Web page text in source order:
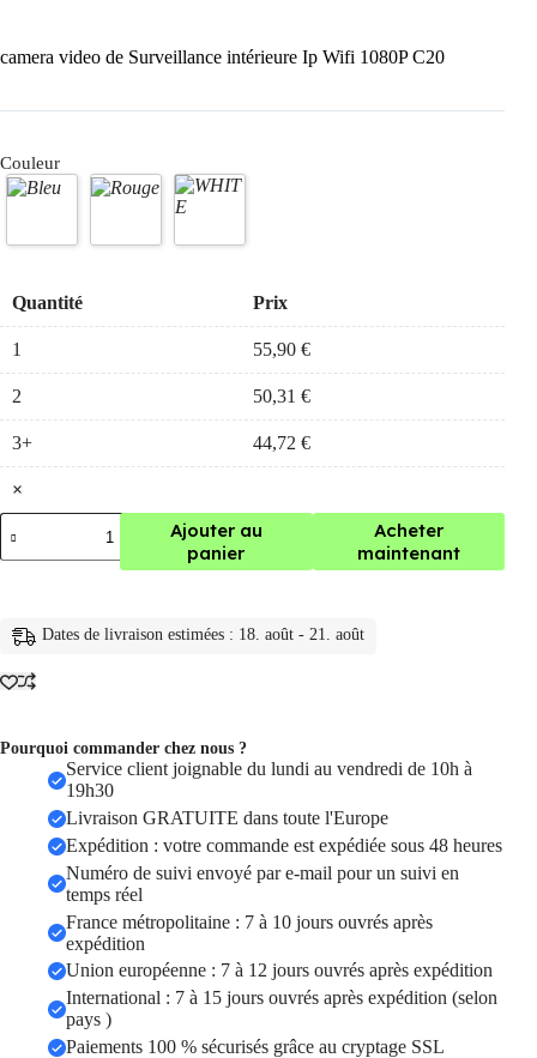
camera video de Surveillance intérieure Ip Wifi 1080P C20
Couleur
Quantité Prix
1 55,90 €
2 50,31 €
3+ 44,72 €
×
quantité
de
camera
Surveillance
intérieure
Wifi
Ajouter au
panier
Acheter
maintenant
Dates de livraison estimées : 18. août - 21. août
Pourquoi commander chez nous ?
Service client joignable du lundi au vendredi de 10h à
19h30
Livraison GRATUITE dans toute l'Europe
Expédition : votre commande est expédiée sous 48 heures
Numéro de suivi envoyé par e-mail pour un suivi en
temps réel
France métropolitaine : 7 à 10 jours ouvrés après
expédition
Union européenne : 7 à 12 jours ouvrés après expédition
International : 7 à 15 jours ouvrés après expédition (selon
pays )
Paiements 100 % sécurisés grâce au cryptage SSL